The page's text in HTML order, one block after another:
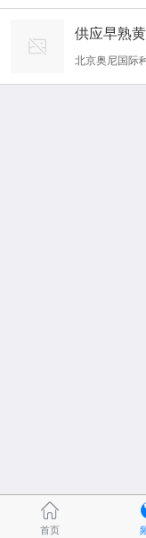
供应早熟
北京奥尼国际
首页